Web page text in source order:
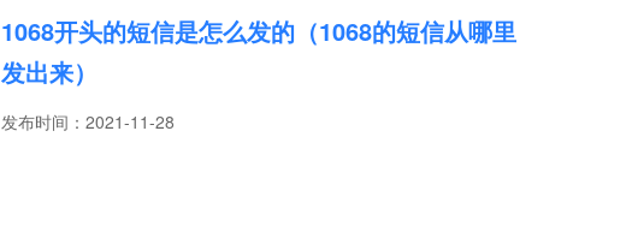
1068开头的短信是怎么发的（1068的短信从哪里
发出来）
发布时间： 2021-11-28